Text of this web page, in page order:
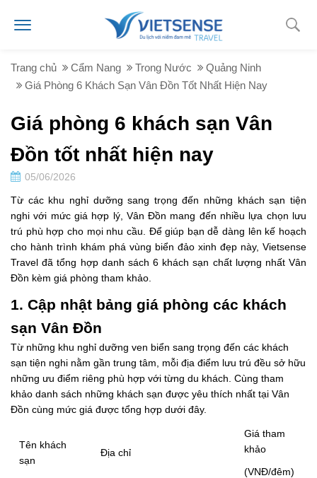
Trang chủ Cẩm Nang Trong Nước
Quảng Ninh
Giá Phòng 6 Khách Sạn Vân Đồn Tốt Nhất Hiện Nay
Giá phòng 6 khách sạn Vân
Đồn tốt nhất hiện nay
05/06/2026
Từ các khu nghỉ dưỡng sang trọng đến những khách sạn tiện
nghi với mức giá hợp lý, Vân Đồn mang đến nhiều lựa chọn lưu
trú phù hợp cho mọi nhu cầu. Để giúp bạn dễ dàng lên kế hoạch
cho hành trình khám phá vùng biển đảo xinh đẹp này, Vietsense
Travel đã tổng hợp danh sách 6 khách sạn chất lượng nhất Vân
Đồn kèm giá phòng tham khảo.
1. Cập nhật bảng giá phòng các khách
sạn Vân Đồn
Từ những khu nghỉ dưỡng ven biển sang trọng đến các khách
sạn tiện nghi nằm gần trung tâm, mỗi địa điểm lưu trú đều sở hữu
những ưu điểm riêng phù hợp với từng du khách. Cùng tham
khảo danh sách những khách sạn được yêu thích nhất tại Vân
Đồn cùng mức giá được tổng hợp dưới đây.
Tên khách
sạn
Địa chỉ
Giá tham
khảo
(VNĐ/đêm)